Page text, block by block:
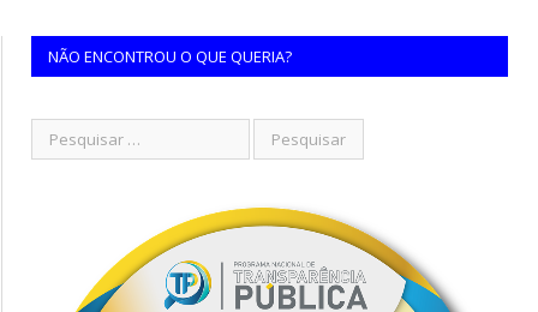
NÃO ENCONTROU O QUE QUERIA?